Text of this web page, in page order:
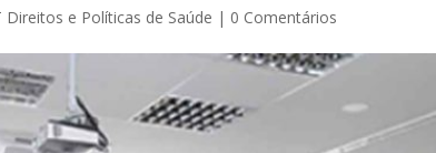
Direitos e Políticas de Saúde | 0 Comentários